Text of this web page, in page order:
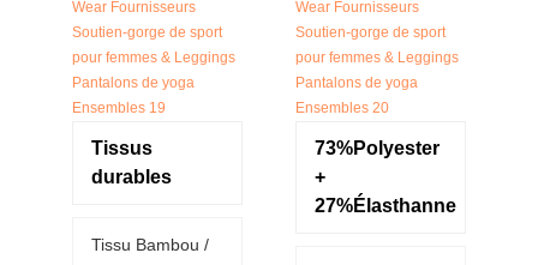
Tissus
durables
Tissu Bambou /
73%Polyester
+
27%Élasthanne